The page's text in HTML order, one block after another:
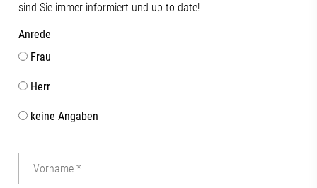
sind Sie immer informiert und up to date!
Anrede
Frau
Herr
keine Angaben